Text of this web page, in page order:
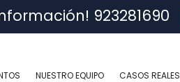
923281690
NUESTRO EQUIPO CASOS REALES